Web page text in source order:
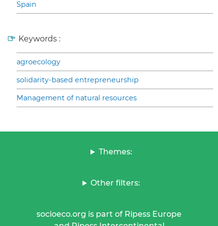
Spain
Keywords :
agroecology
solidarity-based entrepreneurship
Management of natural resources
Themes:
Other filters:
socioeco.org is part of Ripess Europe